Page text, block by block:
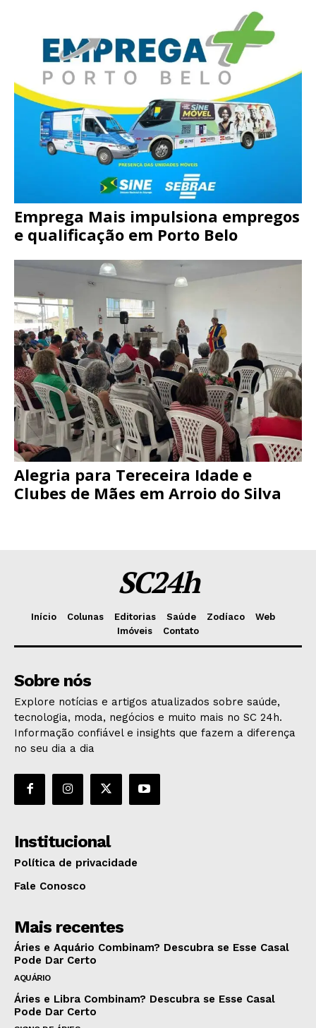
Emprega Mais impulsiona empregos
e qualificação em Porto Belo
Alegria para Tereceira Idade e
Clubes de Mães em Arroio do Silva
SC24h
Início Colunas Editorias Saúde Zodíaco
Web
Imóveis
Contato
Sobre nós
Explore notícias e artigos atualizados sobre saúde,
tecnologia, moda, negócios e muito mais no SC 24h.
Informação confiável e insights que fazem a diferença
no seu dia a dia
Institucional
Política de privacidade
Fale Conosco
Mais recentes
Áries e Aquário Combinam? Descubra se Esse Casal
Pode Dar Certo
AQUÁRIO
Áries e Libra Combinam? Descubra se Esse Casal
Pode Dar Certo